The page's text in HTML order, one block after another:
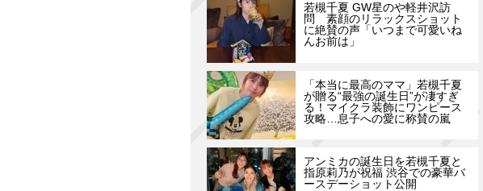
若槻千夏 GW星のや軽井沢訪
問 素顔のリラックスショット
に絶賛の声「いつまで可愛いね
んお前は」
「本当に最高のママ」若槻千夏
が贈る“最強の誕生日”が凄すぎ
る！マイクラ装飾にワンピース
攻略…息子への愛に称賛の嵐
アンミカの誕生日を若槻千夏と
指原莉乃が祝福 渋谷での豪華バ
ースデーショット公開